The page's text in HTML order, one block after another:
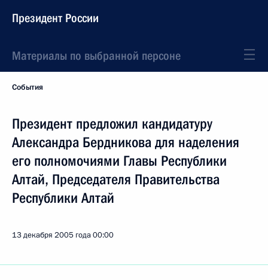
Президент России
Материалы по выбранной персоне
События
Президент предложил кандидатуру
Александра Бердникова для наделения
его полномочиями Главы Республики
Алтай, Председателя Правительства
Республики Алтай
13 декабря 2005 года00:00